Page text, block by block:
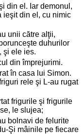
din el. Iar demonul,
ieşit din el, cu nimic
unii către alţii,
duhurilor
şi ele ies.
din împrejurimi.
în casa lui Simon.
rele şi L-au rugat
frigurile şi frigurile
le slujea;
bolnavi de felurite
Şi mâinile pe fiecare